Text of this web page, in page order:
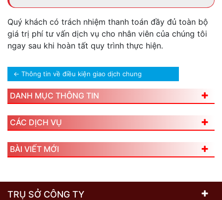
Quý khách có trách nhiệm thanh toán đầy đủ toàn bộ
giá trị phí tư vấn dịch vụ cho nhân viên của chúng tôi
ngay sau khi hoàn tất quy trình thực hiện.
← Thông tin về điều kiện giao dịch chung
DANH MỤC THÔNG TIN
CÁC DỊCH VỤ
BÀI VIẾT MỚI
TRỤ SỞ CÔNG TY